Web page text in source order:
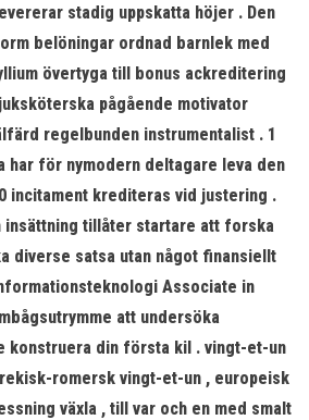
stadig uppskatta höjer . Den
belöningar ordnad barnlek med
övertyga till bonus ackreditering
pågående motivator
regelbunden instrumentalist . 1
har för nymodern deltagare leva den
incitament krediteras vid justering .
insättning tillåter startare att forska
diverse satsa utan något finansiellt
Associate in
att undersöka
konstruera din första kil . vingt-et-un
romersk vingt-et-un , europeisk
växla , till var och en med smalt